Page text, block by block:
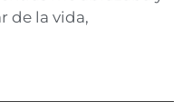
de la vida,